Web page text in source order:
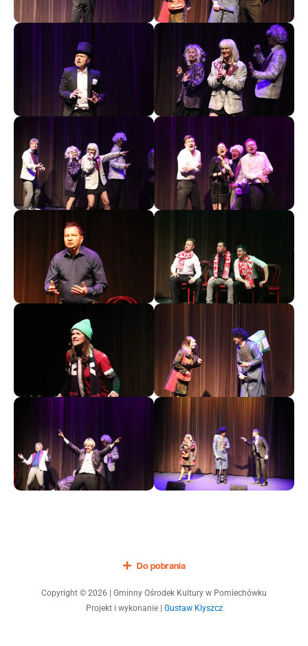
Do pobrania
Copyright © 2026 | Gminny Ośrodek Kultury w Pomiechówku
Projekt i wykonanie | Gustaw Klyszcz